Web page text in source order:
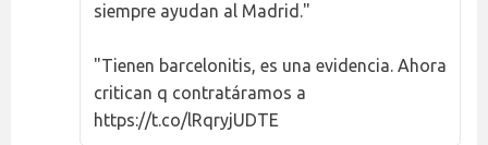
siempre ayudan al Madrid."
"Tienen barcelonitis, es una evidencia. Ahora
critican q contratáramos a
https://t.co/lRqryjUDTE